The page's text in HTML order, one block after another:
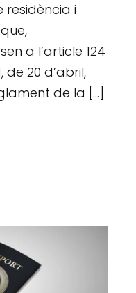
residència i
a l’article 124
de 20 d’abril,
de la […]